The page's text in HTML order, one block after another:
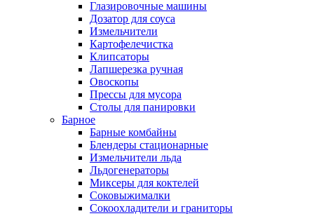
Глазировочные машины
Дозатор для соуса
Измельчители
Картофелечистка
Клипсаторы
Лапшерезка ручная
Овоскопы
Прессы для мусора
Столы для панировки
Барное
Барные комбайны
Блендеры стационарные
Измельчители льда
Льдогенераторы
Миксеры для коктелей
Соковыжималки
Сокоохладители и граниторы